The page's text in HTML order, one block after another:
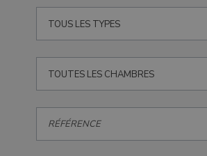
TOUS LES TYPES
TOUTES LES CHAMBRES